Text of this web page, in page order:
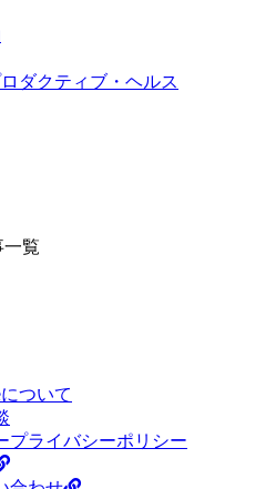
ダクティブ・ヘルス
一覧
ついて
プライバシーポリシー